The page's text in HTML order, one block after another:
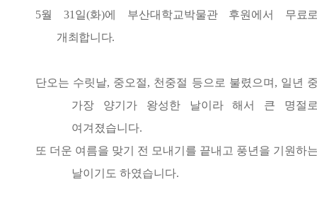
5월 31 일(화)에 부산대학교박물관 후원에서 무료
개최합니다.
단오는 수릿날, 중오절, 천중절 등으로 불렸으며 , 일년
가장 양기가 왕성한 날이라 해서 큰 명절
여겨졌습니다.
또 더운 여름을 맞기 전 모내기를 끝내고 풍년을 기원하
날이기도 하였습니다.